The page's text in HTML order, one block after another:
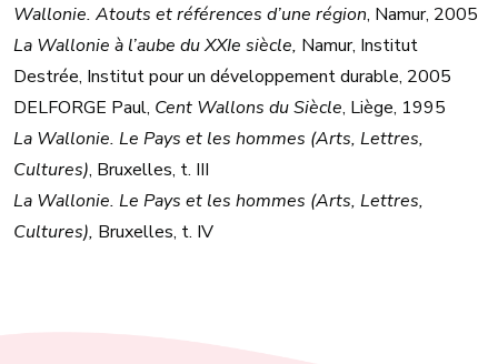
Wallonie. Atouts et références d’une région, Namur, 2005
La Wallonie à l’aube du XXIe siècle, Namur, Institut
Destrée, Institut pour un développement durable, 2005
DELFORGE Paul, Cent Wallons du Siècle, Liège, 1995
La Wallonie. Le Pays et les hommes (Arts, Lettres,
Cultures), Bruxelles, t. III
La Wallonie. Le Pays et les hommes (Arts, Lettres,
Cultures), Bruxelles, t. IV